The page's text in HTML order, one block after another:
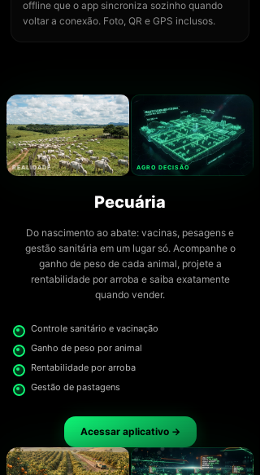
offline que o app sincroniza sozinho quando
voltar a conexão. Foto, QR e GPS inclusos.
REALIDADE AGRO DECISÃO
Pecuária
Do nascimento ao abate: vacinas, pesagens e
gestão sanitária em um lugar só. Acompanhe o
ganho de peso de cada animal, projete a
rentabilidade por arroba e saiba exatamente
quando vender.
Controle sanitário e vacinação
Ganho de peso por animal
Rentabilidade por arroba
Gestão de pastagens
Acessar aplicativo →